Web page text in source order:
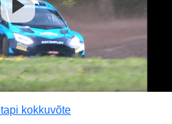
kokkuvõte